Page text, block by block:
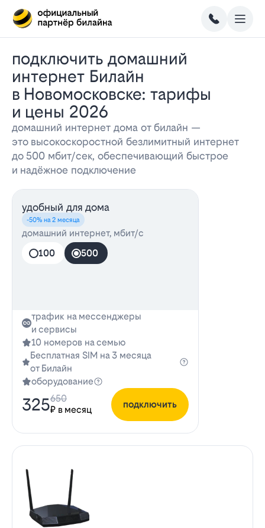
Подключить домашний
интернет Билайн
в Новомосковске: тарифы
и цены 2026
домашний интернет дома от билайн —
это высокоскоростной безлимитный интернет
до 500 мбит/сек, обеспечивающий быстрое
и надёжное подключение
удобный для дома
-50% на 2 месяца
домашний интернет, мбит/с
100
500
трафик на мессенджеры
и сервисы
10 номеров на семью
Бесплатная SIM на 3 месяца
от Билайн
оборудование
325₽ в месяц
650
подключить